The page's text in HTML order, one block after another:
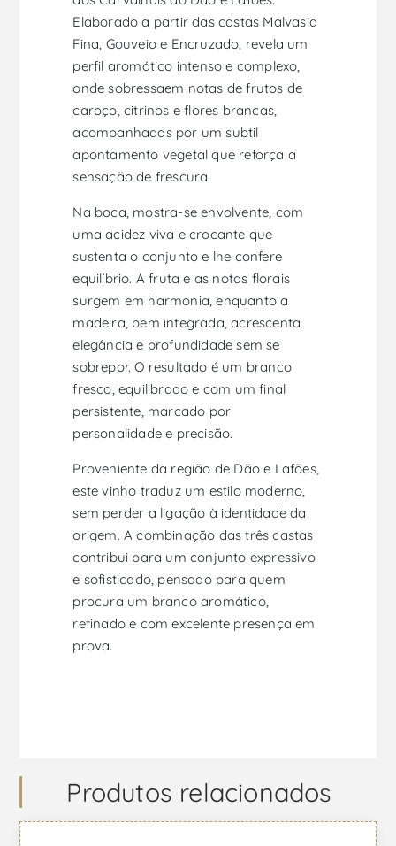
Elaborado a partir das castas Malvasia
Fina, Gouveio e Encruzado, revela um
perfil aromático intenso e complexo,
onde sobressaem notas de frutos de
caroço, citrinos e flores brancas,
acompanhadas por um subtil
apontamento vegetal que reforça a
sensação de frescura.
Na boca, mostra-se envolvente, com
uma acidez viva e crocante que
sustenta o conjunto e lhe confere
equilíbrio. A fruta e as notas florais
surgem em harmonia, enquanto a
madeira, bem integrada, acrescenta
elegância e profundidade sem se
sobrepor. O resultado é um branco
fresco, equilibrado e com um final
persistente, marcado por
personalidade e precisão.
Proveniente da região de Dão e Lafões,
este vinho traduz um estilo moderno,
sem perder a ligação à identidade da
origem. A combinação das três castas
contribui para um conjunto expressivo
e sofisticado, pensado para quem
procura um branco aromático,
refinado e com excelente presença em
prova.
Produtos relacionados